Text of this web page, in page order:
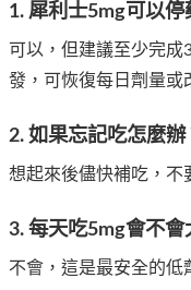
1. 犀利士5mg可以停
可以，但建議至少完成
發，可恢復每日劑量或
2. 如果忘記吃怎麼辦
想起來後儘快補吃，不
3. 每天吃5mg會不會
不會，這是最安全的低